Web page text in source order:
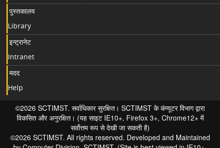
पुस्तकालय
Library
इन्ट्रानेट
Intranet
मदद
Help
©2026 SCTIMST. सर्वाधिकार सुरक्षित। SCTIMST के कंप्यूटर विभाग द्वारा
विकसित और अनुरक्षित। (यह साइट IE10+, Firefox 3+, Chrome12+ में
सर्वोत्तम रूप से देखी जा सकती है)
©2026 SCTIMST. All rights reserved. Developed and Maintained